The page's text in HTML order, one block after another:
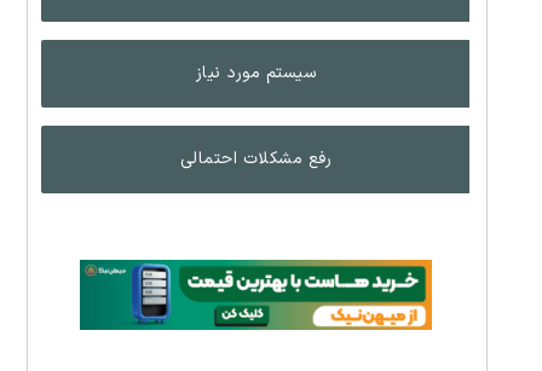
سیستم مورد نیاز
رفع مشکلات احتمالی